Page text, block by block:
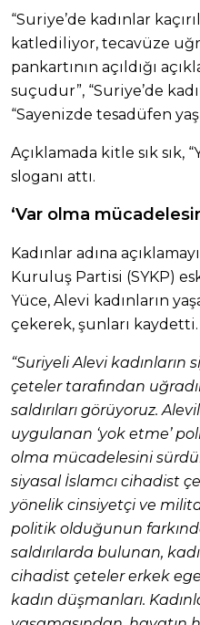
“Suriye’de kadınlar
katlediliyor, tecavüze
pankartının açıldığı
suçudur”, “Suriye’de
“Sayenizde tesadüfen
Açıklamada kitle sık sık,
sloganı attı.
‘Var olma
Kadınlar adına
Kuruluş Partisi (SYKP)
Yüce, Alevi kadınların
çekerek, şunları kaydetti.
“Suriyeli Alevi kadınların
çeteler tarafından
saldırıları görüyoruz.
uygulanan ‘yok etme’
olma mücadelesini
siyasal İslamcı cihadist
yönelik cinsiyetçi ve
politik olduğunun
saldırılarda bulunan,
cihadist çeteler erkek
kadın düşmanları.